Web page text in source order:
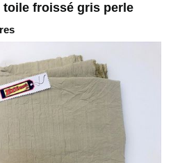
toile froissé gris perle